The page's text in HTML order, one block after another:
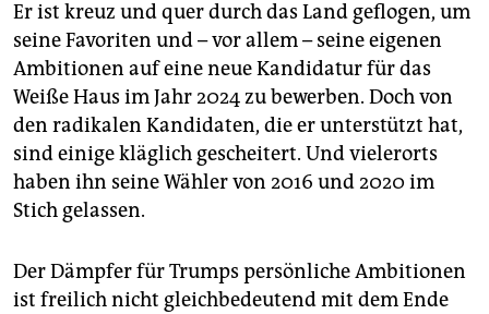
Er ist kreuz und quer durch das Land geflogen, um
seine Favoriten und – vor allem – seine eigenen
Ambitionen auf eine neue Kandidatur für das
Weiße Haus im Jahr 2024 zu bewerben. Doch von
den radikalen Kandidaten, die er unterstützt hat,
sind einige kläglich gescheitert. Und vielerorts
haben ihn seine Wähler von 2016 und 2020 im
Stich gelassen.
Der Dämpfer für Trumps persönliche Ambitionen
ist freilich nicht gleichbedeutend mit dem Ende